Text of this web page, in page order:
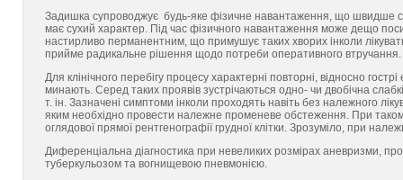
Задишка супроводжує будь-яке фізичне навантаження, що швидше
має сухий характер. Під час фізичного навантаження може дещо
настирливо перманентним, що примушує таких хворих інколи
прийме радикальне рішення щодо потреби оперативного втручання.
Для клінічного перебігу процесу характерні повторні, відносно
минають. Серед таких проявів зустрічаються одно- чи двобічна
т. ін. Зазначені симптоми інколи проходять навіть без належного
яким необхідно провести належне променеве обстеження. При
оглядової прямої рентгенографії грудної клітки. Зрозуміло, при
Диференціальна діагностика при невеликих розмірах аневризми,
туберкульозом та вогнищевою пневмонією.